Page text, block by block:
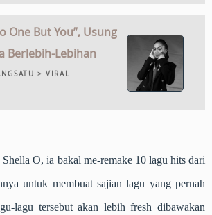
One But You”, Usung
Berlebih-Lebihan
> VIRAL
O, ia bakal me-remake 10 lagu hits dari
untuk membuat sajian lagu yang pernah
lagu tersebut akan lebih fresh dibawakan